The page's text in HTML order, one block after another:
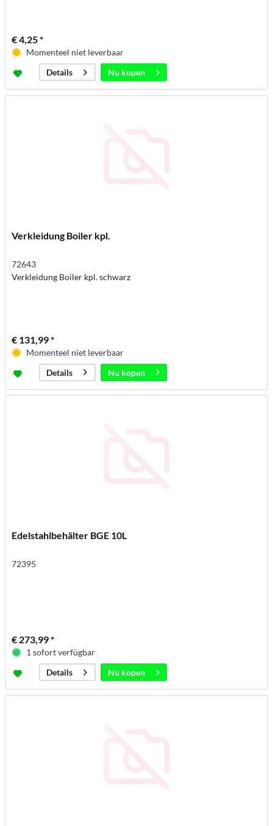
€ 4,25 *
Momenteel niet leverbaar
Details
Nu kopen
Verkleidung Boiler kpl.
72643
Verkleidung Boiler kpl. schwarz
€ 131,99 *
Momenteel niet leverbaar
Details
Nu kopen
Edelstahlbehälter BGE 10L
72395
€ 273,99 *
1 sofort verfügbar
Details
Nu kopen